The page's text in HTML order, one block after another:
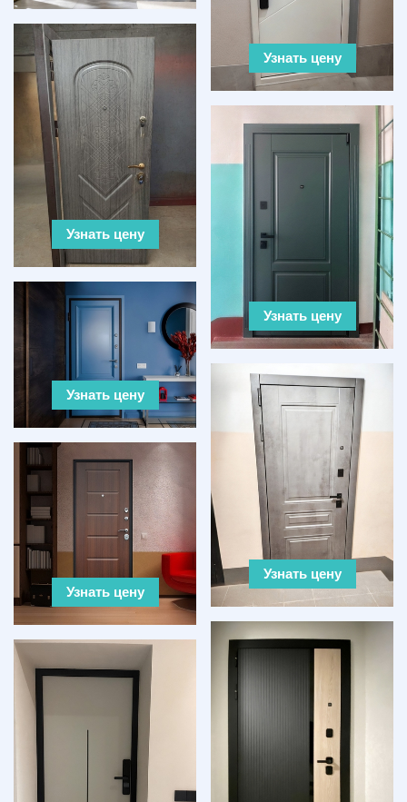
Узнать цену
Узнать цену
Узнать цену
Узнать цену
Узнать цену
Узнать цену